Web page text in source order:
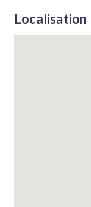
Localisation